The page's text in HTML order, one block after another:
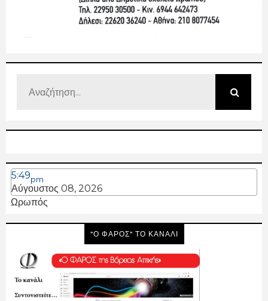
5:49pm
Αύγουστος 08, 2026
Ωρωπός
"Ο ΦΑΡΟΣ" ΤΟ ΚΑΝΑΛΙ